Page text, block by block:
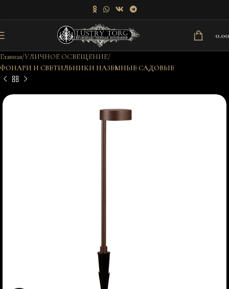
Главная УЛИЧНОЕ ОСВЕЩЕНИЕ
ФОНАРИ И СВЕТИЛЬНИКИ НАЗЕМНЫЕ САДОВЫЕ